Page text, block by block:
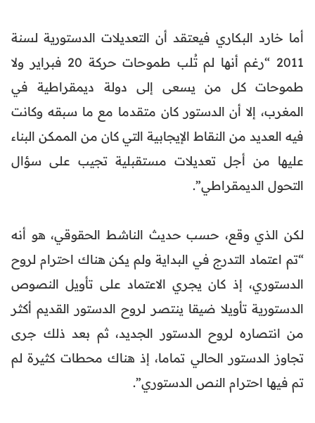
أما خارد البكاري فيعتقد أن التعديلات الدستورية لسنة
2011 “رغم أنها لم تُلب طموحات حركة 20 فبراير ولا
طموحات كل من يسعى إلى دولة ديمقراطية في
المغرب، إلا أن الدستور كان متقدما مع ما سبقه وكانت
فيه العديد من النقاط الإيجابية التي كان من الممكن البناء
عليها من أجل تعديلات مستقبلية تجيب على سؤال
التحول الديمقراطي”.
لكن الذي وقع، حسب حديث الناشط الحقوقي، هو أنه
“تم اعتماد التدرج في البداية ولم يكن هناك احترام لروح
الدستوري، إذ كان يجري الاعتماد على تأويل النصوص
الدستورية تأويلا ضيقا ينتصر لروح الدستور القديم أكثر
من انتصاره لروح الدستور الجديد، ثم بعد ذلك جرى
تجاوز الدستور الحالي تماما، إذ هناك محطات كثيرة لم
تم فيها احترام النص الدستوري”.